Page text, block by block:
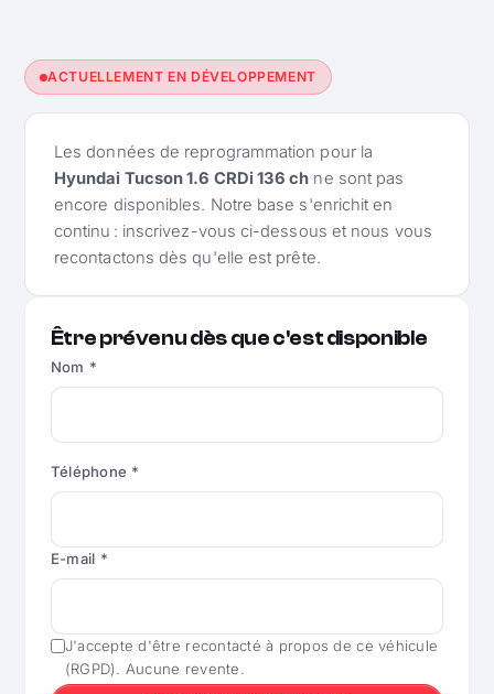
ACTUELLEMENT EN DÉVELOPPEMENT
Les données de reprogrammation pour la
Hyundai Tucson 1.6 CRDi 136 ch ne sont pas
encore disponibles. Notre base s'enrichit en
continu : inscrivez-vous ci-dessous et nous vous
recontactons dès qu'elle est prête.
Être prévenu dès que c'est disponible
Nom *
Téléphone *
E-mail *
J'accepte d'être recontacté à propos de ce véhicule
(RGPD). Aucune revente.